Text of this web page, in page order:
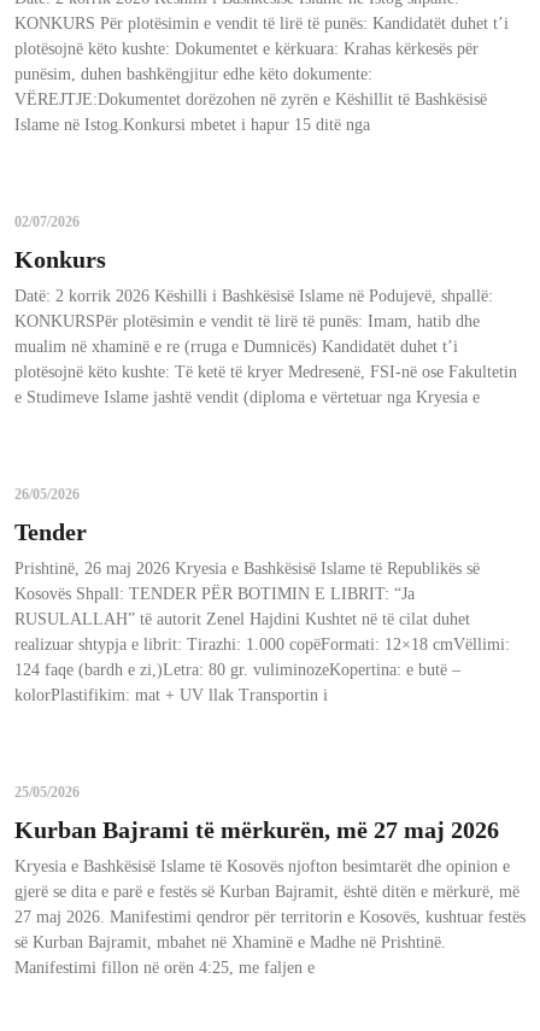
KONKURS Për plotësimin e vendit të lirë të punës: Kandidatët duhet t’i
plotësojnë këto kushte: Dokumentet e kërkuara: Krahas kërkesës për
punësim, duhen bashkëngjitur edhe këto dokumente:
VËREJTJE:Dokumentet dorëzohen në zyrën e Këshillit të Bashkësisë
Islame në Istog.Konkursi mbetet i hapur 15 ditë nga
02/07/2026
Konkurs
Datë: 2 korrik 2026 Këshilli i Bashkësisë Islame në Podujevë, shpallë:
KONKURSPër plotësimin e vendit të lirë të punës: Imam, hatib dhe
mualim në xhaminë e re (rruga e Dumnicës) Kandidatët duhet t’i
plotësojnë këto kushte: Të ketë të kryer Medresenë, FSI-në ose Fakultetin
e Studimeve Islame jashtë vendit (diploma e vërtetuar nga Kryesia e
26/05/2026
Tender
Prishtinë, 26 maj 2026 Kryesia e Bashkësisë Islame të Republikës së
Kosovës Shpall: TENDER PËR BOTIMIN E LIBRIT: “Ja
RUSULALLAH” të autorit Zenel Hajdini Kushtet në të cilat duhet
realizuar shtypja e librit: Tirazhi: 1.000 copëFormati: 12×18 cmVëllimi:
124 faqe (bardh e zi,)Letra: 80 gr. vuliminozeKopertina: e butë –
kolorPlastifikim: mat + UV llak Transportin i
25/05/2026
Kurban Bajrami të mërkurën, më 27 maj 2026
Kryesia e Bashkësisë Islame të Kosovës njofton besimtarët dhe opinion e
gjerë se dita e parë e festës së Kurban Bajramit, është ditën e mërkurë, më
27 maj 2026. Manifestimi qendror për territorin e Kosovës, kushtuar festës
së Kurban Bajramit, mbahet në Xhaminë e Madhe në Prishtinë.
Manifestimi fillon në orën 4:25, me faljen e